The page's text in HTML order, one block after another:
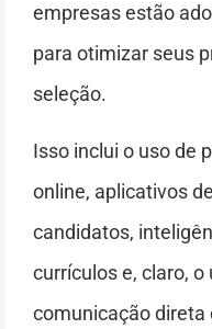
empresas estão
para otimizar seus
seleção.
Isso inclui o uso de
online, aplicativos
candidatos,
currículos e, claro,
comunicação direta